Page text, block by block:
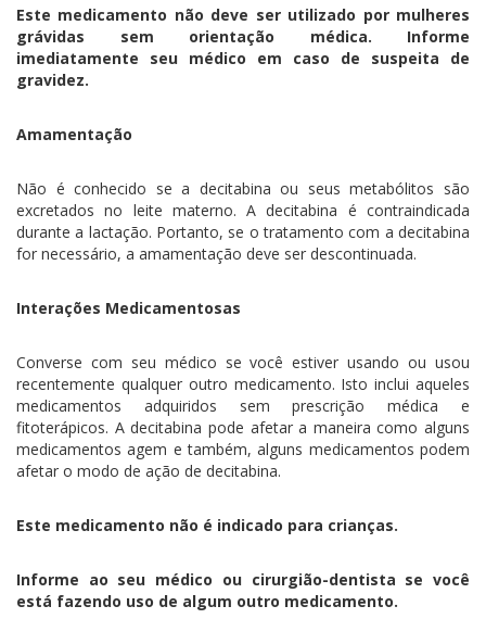
Este medicamento não deve ser utilizado por mulheres
grávidas sem orientação médica. Informe
imediatamente seu médico em caso de suspeita de
gravidez.
Amamentação
Não é conhecido se a decitabina ou seus metabólitos são
excretados no leite materno. A decitabina é contraindicada
durante a lactação. Portanto, se o tratamento com a decitabina
for necessário, a amamentação deve ser descontinuada.
Interações Medicamentosas
Converse com seu médico se você estiver usando ou usou
recentemente qualquer outro medicamento. Isto inclui aqueles
medicamentos adquiridos sem prescrição médica e
fitoterápicos. A decitabina pode afetar a maneira como alguns
medicamentos agem e também, alguns medicamentos podem
afetar o modo de ação de decitabina.
Este medicamento não é indicado para crianças.
Informe ao seu médico ou cirurgião-dentista se você
está fazendo uso de algum outro medicamento.